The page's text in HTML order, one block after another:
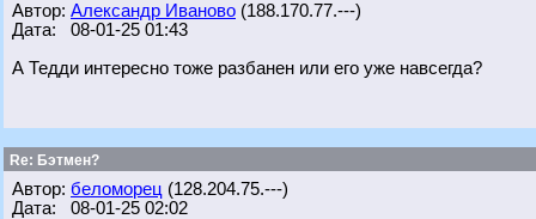
Автор: Александр Иваново (188.170.77.---)
Дата: 08-01-25 01:43
А Тедди интересно тоже разбанен или его уже навсегда?
Re: Бэтмен?
Автор: беломорец (128.204.75.---)
Дата: 08-01-25 02:02